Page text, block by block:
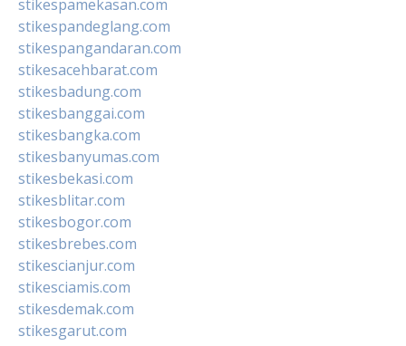
stikespamekasan.com
stikespandeglang.com
stikespangandaran.com
stikesacehbarat.com
stikesbadung.com
stikesbanggai.com
stikesbangka.com
stikesbanyumas.com
stikesbekasi.com
stikesblitar.com
stikesbogor.com
stikesbrebes.com
stikescianjur.com
stikesciamis.com
stikesdemak.com
stikesgarut.com